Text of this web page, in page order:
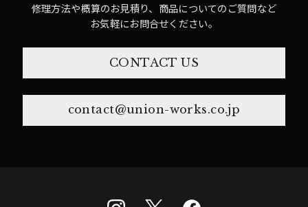
修理方法や概算のお見積り、商品についてのご質問など
お気軽にお問合せください。
CONTACT US
contact@union-works.co.jp